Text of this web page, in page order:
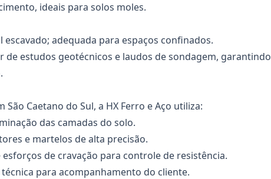
ideais para solos moles.
adequada para espaços confinados.
de estudos geotécnicos e laudos de sondagem, garantindo
São Caetano do Sul, a HX Ferro e Aço utiliza:
das camadas do solo.
e martelos de alta precisão.
de cravação para controle de resistência.
para acompanhamento do cliente.